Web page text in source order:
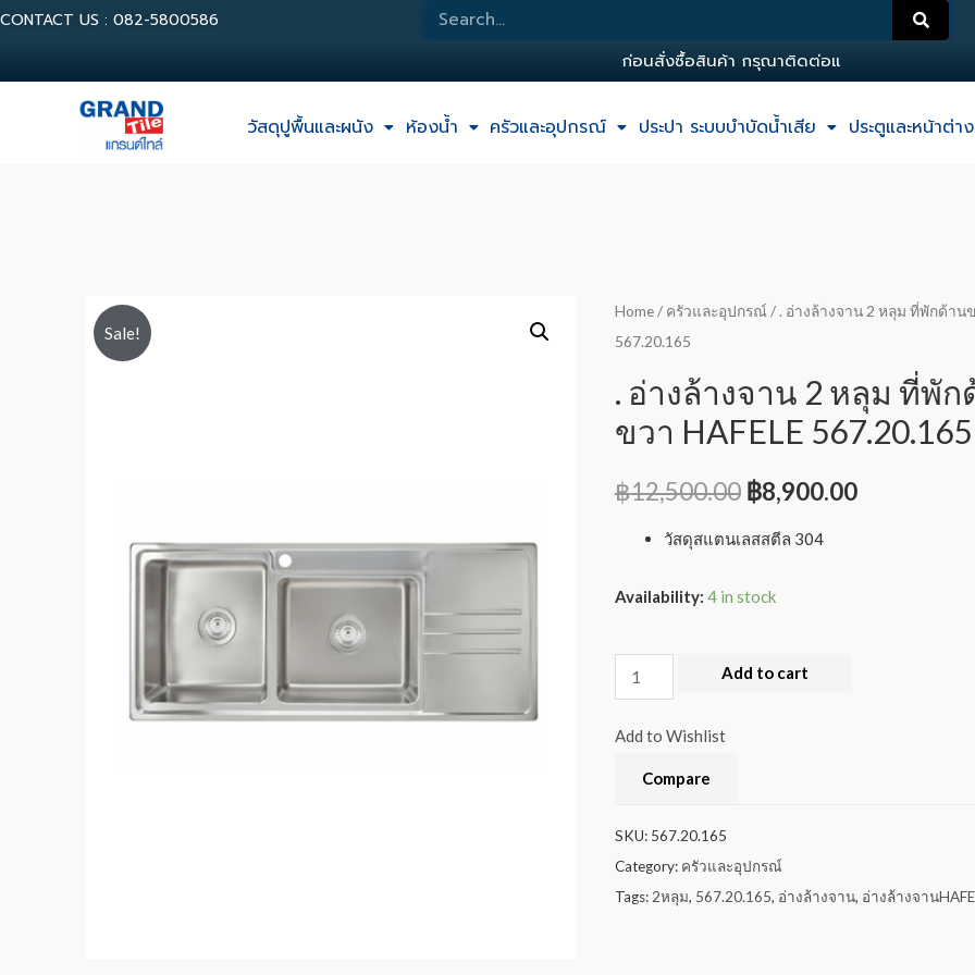
CONTACT US : 082-5800586
นสงซอสนคา กร ณาตดตอแอด
วัสดุปูพื้นและผนัง ห้องน้ำ ครัวและอุปกรณ์ ประปา ระบบบำบัดน้ำเสีย ประตูและหน้าต่าง
Sale!
Home/ ครัวและอุปกรณ์/ . อ่างล้างจาน 2 หลุม ที่พักด้านข
567.20.165
. อ่างล้างจาน 2 หลุม ที่พัก
ขวา HAFELE 567.20.165
฿12,500.00 ฿8,900.00
วัสดุสแตนเลสสตีล 304
Availability: 4 in stock
Add to cart
Add to Wishlist
Compare
SKU: 567.20.165
Category: ครัวและอุปกรณ์
Tags: 2หลุม, 567.20.165, อ่างล้างจาน, อ่างล้างจาน